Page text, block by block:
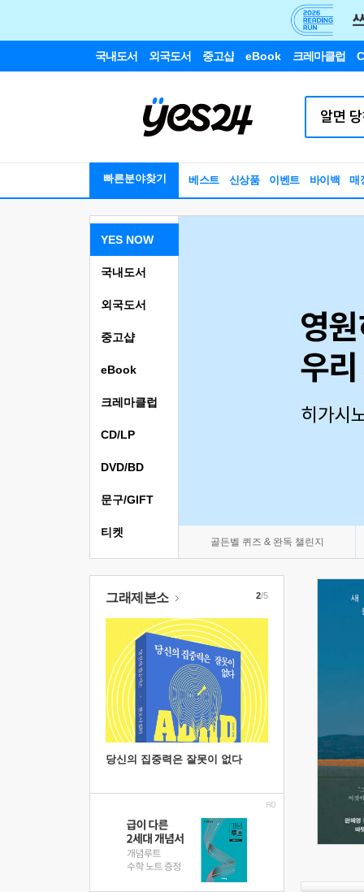
국내도서 외국도서 중고샵 eBook 크레마클럽
빠른분야찾기 베스트 신상품 이벤트 바이백 매
YES NOW
골든벨 퀴즈 & 완독 챌린지
국내도서
외국도서
중고샵
eBook
크레마클럽
CD/LP
DVD/BD
문구/GIFT
티켓
그래제본소
당신의 집중력은 잘못이 없다
2/5